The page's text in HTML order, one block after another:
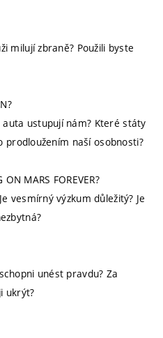
milují zbraně? Použili byste
ustupují nám? Které státy
prodloužením naší osobnosti?
ON MARS FOREVER?
vesmírný výzkum důležitý? Je
unést pravdu? Za
ukrýt?